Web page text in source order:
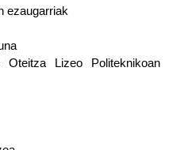
ezaugarriak
Oteitza Lizeo Politeknikoan